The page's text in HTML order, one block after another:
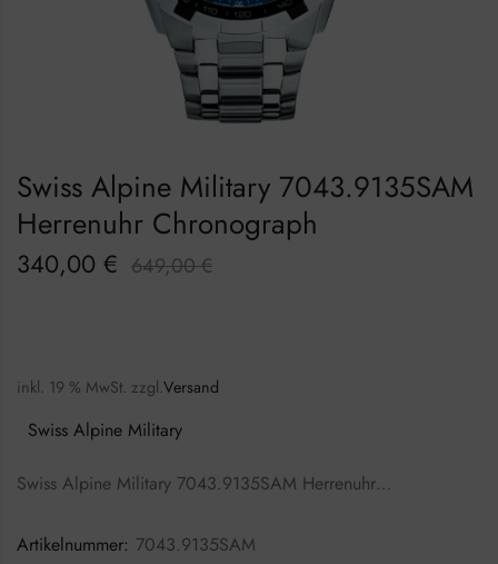
Swiss Alpine Military 7043.9135SAM
Herrenuhr Chronograph
340,00 € 649,00€
inkl. 19 % MwSt. zzgl.Versand
Swiss Alpine Military
Swiss Alpine Military 7043.9135SAM Herrenuhr…
Artikelnummer: 7043.9135SAM